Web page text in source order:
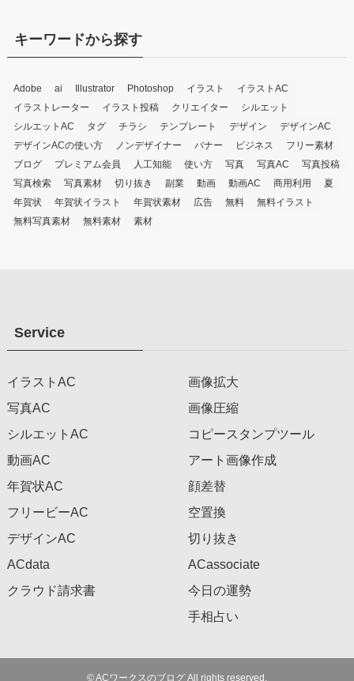
キーワードから探す
Adobe ai Illustrator Photoshop イラスト
イラストAC
イラストレーター
イラスト投稿 クリエイター
シルエット
シルエットAC
タグ チラシ テンプレート デザイン
デザインAC
デザインACの使い方
ノンデザイナー バナー ビジネス
フリー素材
ブログ
プレミアム会員 人工知能 使い方 写真 写真AC
写真投稿
写真検索
写真素材 切り抜き 副業 動画 動画AC 商用利用
夏
年賀状
年賀状イラスト 年賀状素材 広告 無料
無料イラスト
無料写真素材
無料素材 素材
Service
イラストAC
写真AC
シルエットAC
動画AC
年賀状AC
フリービーAC
デザインAC
ACdata
クラウド請求書
画像拡大
画像圧縮
コピースタンプツール
アート画像作成
顔差替
空置換
切り抜き
ACassociate
今日の運勢
手相占い
©ACワークスのブログ All rights reserved.